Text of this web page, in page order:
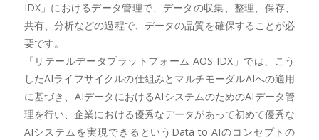
IDX」におけるデータ管理で、データの収集、整理、保存、
共有、分析などの過程で、データの品質を確保することが必
要です。
「リテールデータプラットフォーム AOS IDX」では、こう
したAIライフサイクルの仕組みとマルチモーダルAIへの適用
に基づき、AIデータにおけるAIシステムのためのAIデータ管
理を行い、企業における優秀なデータがあって初めて優秀な
AIシステムを実現できるというData to AIのコンセプトの